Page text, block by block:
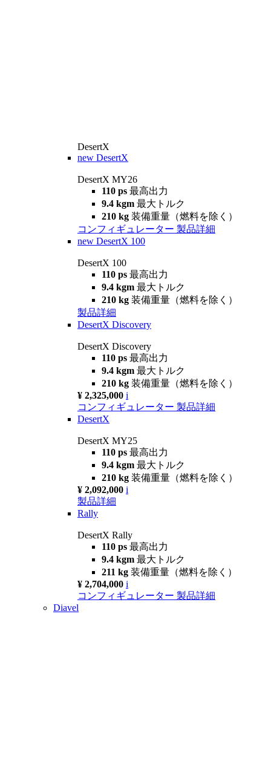
DesertX
new DesertX
DesertX MY26
110 ps 最高出力
9.4 kgm 最大トルク
210 kg 装備重量（燃料を除く）
コンフィギュレーター 製品詳細
new DesertX 100
DesertX 100
110 ps 最高出力
9.4 kgm 最大トルク
210 kg 装備重量（燃料を除く）
製品詳細
DesertX Discovery
DesertX Discovery
110 ps 最高出力
9.4 kgm 最大トルク
210 kg 装備重量（燃料を除く）
¥ 2,325,000 i
コンフィギュレーター 製品詳細
DesertX
DesertX MY25
110 ps 最高出力
9.4 kgm 最大トルク
210 kg 装備重量（燃料を除く）
¥ 2,092,000 i
製品詳細
Rally
DesertX Rally
110 ps 最高出力
9.4 kgm 最大トルク
211 kg 装備重量（燃料を除く）
¥ 2,704,000 i
コンフィギュレーター 製品詳細
Diavel